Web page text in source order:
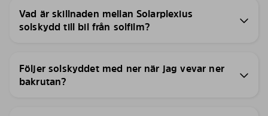
Vad är skillnaden mellan Solarplexius
solskydd till bil från solfilm?
Följer solskyddet med ner när jag vevar ner
bakrutan?